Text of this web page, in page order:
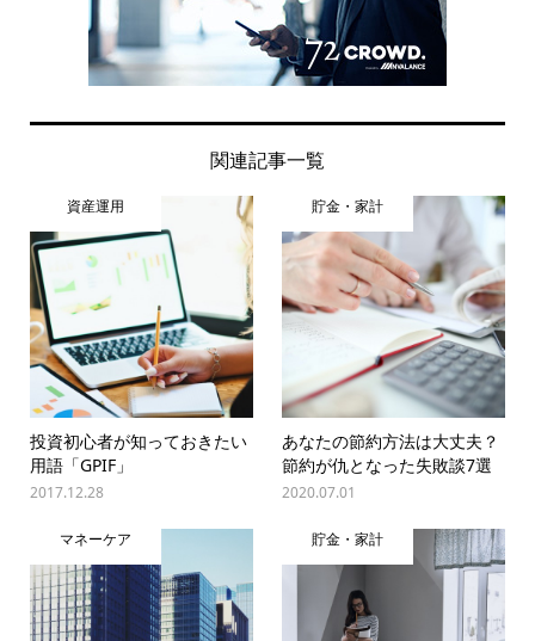
関連記事一覧
資産運用
投資初心者が知っておきたい
用語「GPIF」
2017.12.28
貯金・家計
あなたの節約方法は大丈夫？
節約が仇となった失敗談7選
2020.07.01
マネーケア 貯金・家計